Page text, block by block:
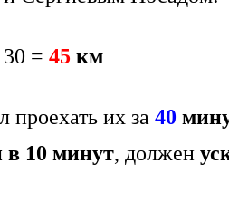
= 45 км
проехать их за 40
в 10 минут, должен